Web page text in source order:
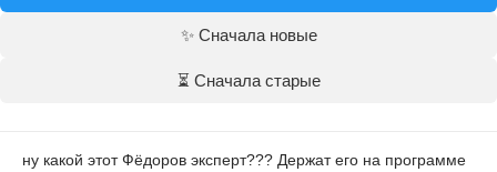
✨ Сначала новые
⏳ Сначала старые
ну какой этот Фёдоров эксперт??? Держат его на программе